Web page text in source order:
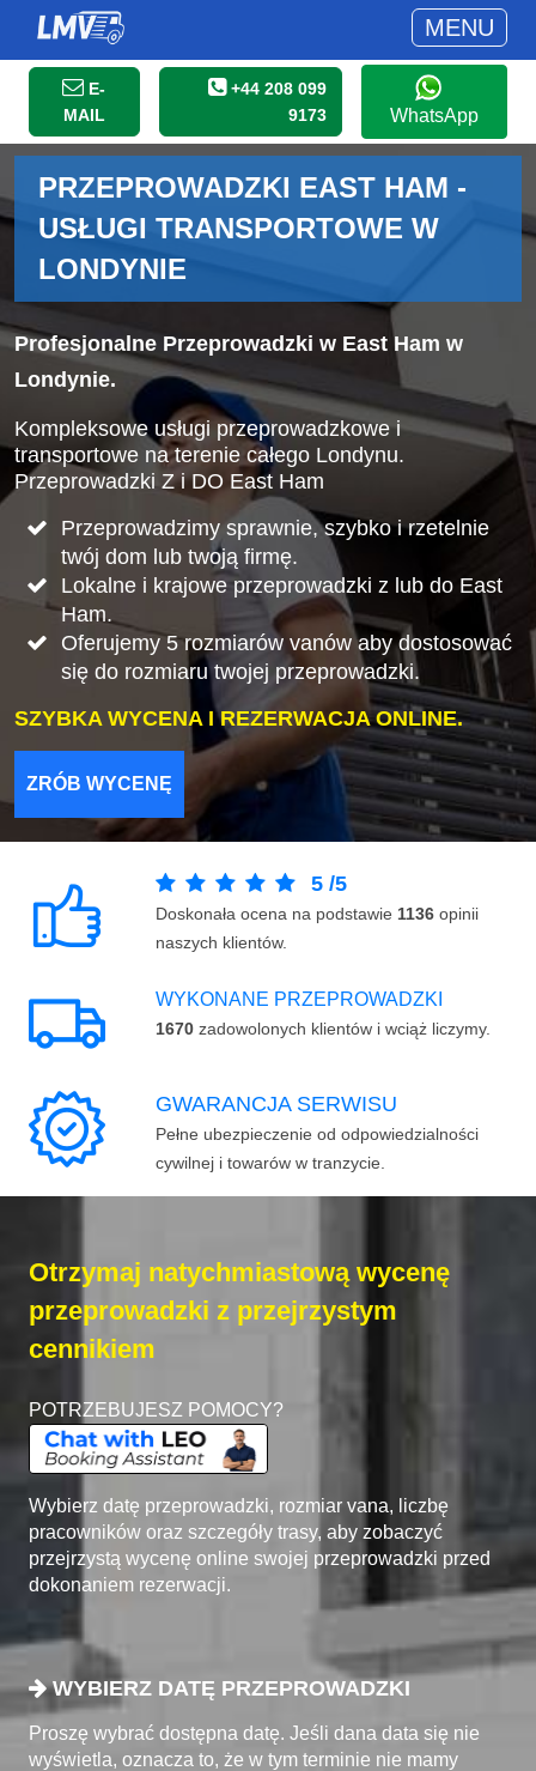
MENU
E-
MAIL
+44 208 099
9173
WhatsApp
PRZEPROWADZKI EAST HAM -
USŁUGI TRANSPORTOWE W
LONDYNIE
Profesjonalne Przeprowadzki w East Ham w
Londynie.
Kompleksowe usługi przeprowadzkowe i
transportowe na terenie całego Londynu.
Przeprowadzki Z i DO East Ham
Przeprowadzimy sprawnie, szybko i rzetelnie
twój dom lub twoją firmę.
Lokalne i krajowe przeprowadzki z lub do East
Ham.
Oferujemy 5 rozmiarów vanów aby dostosować
się do rozmiaru twojej przeprowadzki.
SZYBKA WYCENA I REZERWACJA ONLINE.
ZRÓB WYCENĘ
5 /5
Doskonała ocena na podstawie 1136 opinii
naszych klientów.
WYKONANE PRZEPROWADZKI
1670 zadowolonych klientów i wciąż liczymy.
GWARANCJA SERWISU
Pełne ubezpieczenie od odpowiedzialności
cywilnej i towarów w tranzycie.
Otrzymaj natychmiastową wycenę
przeprowadzki z przejrzystym
cennikiem
POTRZEBUJESZ POMOCY?
Wybierz datę przeprowadzki, rozmiar vana, liczbę
pracowników oraz szczegóły trasy, aby zobaczyć
przejrzystą wycenę online swojej przeprowadzki przed
dokonaniem rezerwacji.
WYBIERZ DATĘ PRZEPROWADZKI
Proszę wybrać dostępna datę. Jeśli dana data się nie
wyświetla, oznacza to, że w tym terminie nie mamy